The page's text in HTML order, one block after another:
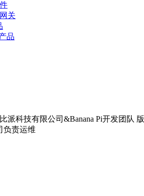
关
品
派科技有限公司&Banana Pi开发团队
负责运维